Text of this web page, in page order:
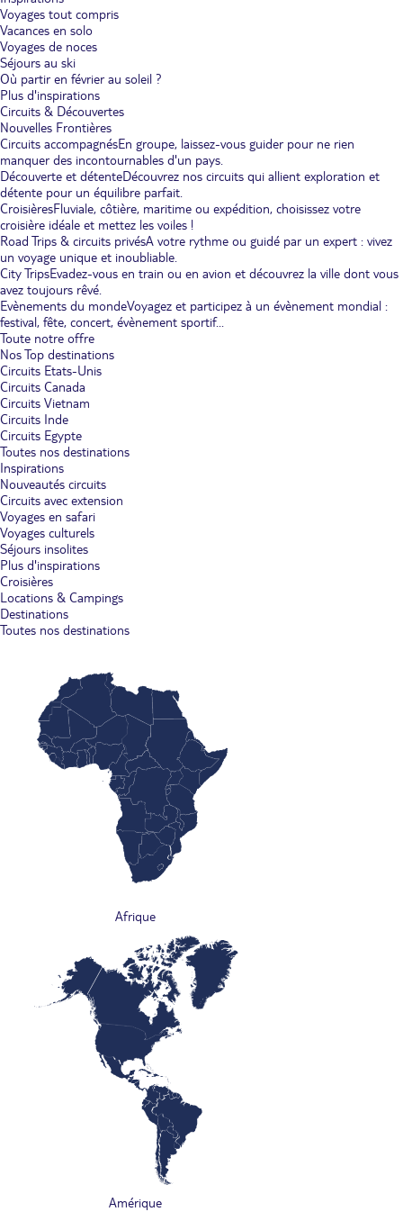
Voyages tout compris
Vacances en solo
Voyages de noces
Séjours au ski
Où partir en février au soleil ?
Plus d'inspirations
Circuits & Découvertes
Nouvelles Frontières
Circuits accompagnésEn groupe, laissez-vous guider pour ne rien
manquer des incontournables d'un pays.
Découverte et détenteDécouvrez nos circuits qui allient exploration et
détente pour un équilibre parfait.
CroisièresFluviale, côtière, maritime ou expédition, choisissez votre
croisière idéale et mettez les voiles !
Road Trips & circuits privésA votre rythme ou guidé par un expert : vivez
un voyage unique et inoubliable.
City TripsEvadez-vous en train ou en avion et découvrez la ville dont vous
avez toujours rêvé.
Evènements du mondeVoyagez et participez à un évènement mondial :
festival, fête, concert, évènement sportif...
Toute notre offre
Nos Top destinations
Circuits Etats-Unis
Circuits Canada
Circuits Vietnam
Circuits Inde
Circuits Egypte
Toutes nos destinations
Inspirations
Nouveautés circuits
Circuits avec extension
Voyages en safari
Voyages culturels
Séjours insolites
Plus d'inspirations
Croisières
Locations & Campings
Destinations
Toutes nos destinations
Afrique
Amérique